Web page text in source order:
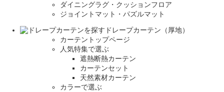
ダイニングラグ・クッションフロア
ジョイントマット・パズルマット
ドレープカーテン（厚地）
カーテントップページ
人気特集で選ぶ
遮熱断熱カーテン
カーテンセット
天然素材カーテン
カラーで選ぶ